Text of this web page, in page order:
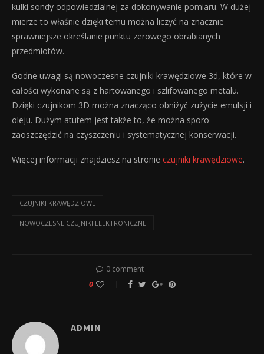
kulki sondy odpowiedzialnej za dokonywanie pomiaru. W dużej
mierze to właśnie dzięki temu można liczyć na znacznie
sprawniejsze określanie punktu zerowego obrabianych
przedmiotów.
Godne uwagi są nowoczesne czujniki krawędziowe 3d, które w
całości wykonane są z hartowanego i szlifowanego metalu.
Dzięki czujnikom 3D można znacząco obniżyć zużycie emulsji i
oleju. Dużym atutem jest także to, że można sporo
zaoszczędzić na czyszczeniu i systematycznej konserwacji.
Więcej informacji znajdziesz na stronie czujniki krawędziowe.
CZUJNIKI KRAWĘDZIOWE
NOWOCZESNE CZUJNIKI ELEKTRONICZNE
0 comment
0
ADMIN